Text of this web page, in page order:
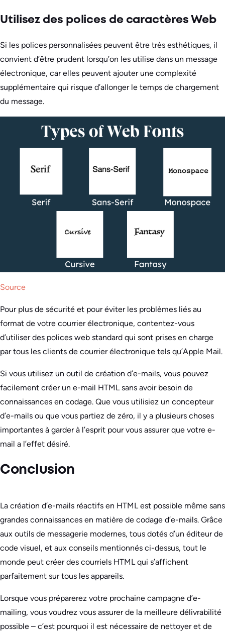
Utilisez des polices de caractères Web
Si les polices personnalisées peuvent être très esthétiques, il
convient d’être prudent lorsqu’on les utilise dans un message
électronique, car elles peuvent ajouter une complexité
supplémentaire qui risque d’allonger le temps de chargement
du message.
Source
Pour plus de sécurité et pour éviter les problèmes liés au
format de votre courrier électronique, contentez-vous
d’utiliser des polices web standard qui sont prises en charge
par tous les clients de courrier électronique tels qu’Apple Mail.
Si vous utilisez un outil de création d’e-mails, vous pouvez
facilement créer un e-mail HTML sans avoir besoin de
connaissances en codage. Que vous utilisiez un concepteur
d’e-mails ou que vous partiez de zéro, il y a plusieurs choses
importantes à garder à l’esprit pour vous assurer que votre e-
mail a l’effet désiré.
Conclusion
La création d’e-mails réactifs en HTML est possible même sans
grandes connaissances en matière de codage d’e-mails. Grâce
aux outils de messagerie modernes, tous dotés d’un éditeur de
code visuel, et aux conseils mentionnés ci-dessus, tout le
monde peut créer des courriels HTML qui s’affichent
parfaitement sur tous les appareils.
Lorsque vous préparerez votre prochaine campagne d’e-
mailing, vous voudrez vous assurer de la meilleure délivrabilité
possible – c’est pourquoi il est nécessaire de nettoyer et de